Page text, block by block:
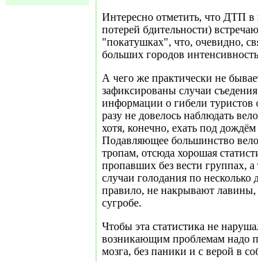
Интересно отметить, что ДТП в
потерей бдительности)
"покатушках", что, очевидно,
больших городов
А чего же практически не
зафиксированы случаи
информации о гибели туристов
разу не довелось наблюдать
хотя, конечно, ехать под
Подавляющее большинство
тропам, отсюда хорошая
пропавших без вести группах,
случаи голодания по
правило, не накрывают лавины,
сугробе.
Чтобы эта статистика не
возникающим проблемам надо
мозга, без паники и с верой в